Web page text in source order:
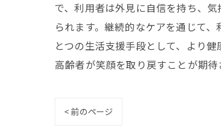
で、利用者は外見に自信を持ち、
られます。継続的なケアを通じて
とつの生活支援手段として、より
高齢者が笑顔を取り戻すことが期待
< 前のページ